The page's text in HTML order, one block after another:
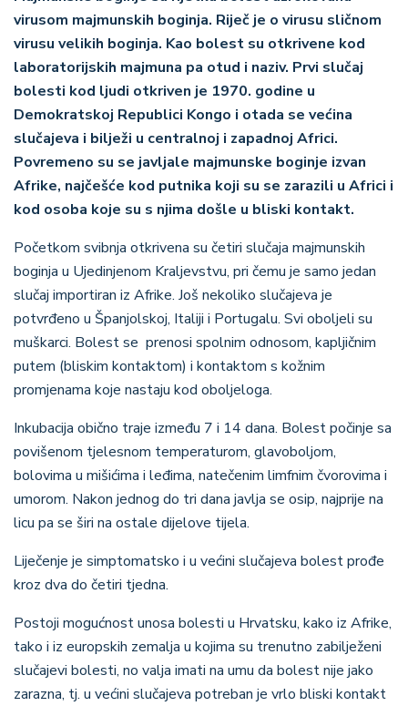
virusom majmunskih boginja. Riječ je o virusu sličnom
virusu velikih boginja. Kao bolest su otkrivene kod
laboratorijskih majmuna pa otud i naziv. Prvi slučaj
bolesti kod ljudi otkriven je 1970. godine u
Demokratskoj Republici Kongo i otada se većina
slučajeva i bilježi u centralnoj i zapadnoj Africi.
Povremeno su se javljale majmunske boginje izvan
Afrike, najčešće kod putnika koji su se zarazili u Africi i
kod osoba koje su s njima došle u bliski kontakt.
Početkom svibnja otkrivena su četiri slučaja majmunskih
boginja u Ujedinjenom Kraljevstvu, pri čemu je samo jedan
slučaj importiran iz Afrike. Još nekoliko slučajeva je
potvrđeno u Španjolskoj, Italiji i Portugalu. Svi oboljeli su
muškarci. Bolest se prenosi spolnim odnosom, kapljičnim
putem (bliskim kontaktom) i kontaktom s kožnim
promjenama koje nastaju kod oboljeloga.
Inkubacija obično traje između 7 i 14 dana. Bolest počinje sa
povišenom tjelesnom temperaturom, glavoboljom,
bolovima u mišićima i leđima, natečenim limfnim čvorovima i
umorom. Nakon jednog do tri dana javlja se osip, najprije na
licu pa se širi na ostale dijelove tijela.
Liječenje je simptomatsko i u većini slučajeva bolest prođe
kroz dva do četiri tjedna.
Postoji mogućnost unosa bolesti u Hrvatsku, kako iz Afrike,
tako i iz europskih zemalja u kojima su trenutno zabilježeni
slučajevi bolesti, no valja imati na umu da bolest nije jako
zarazna, tj. u većini slučajeva potreban je vrlo bliski kontakt